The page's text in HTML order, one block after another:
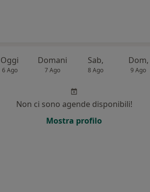
Oggi
6 Ago
Domani
7 Ago
Sab,
8 Ago
Dom,
9 Ago
Non ci sono agende disponibili!
Mostra profilo